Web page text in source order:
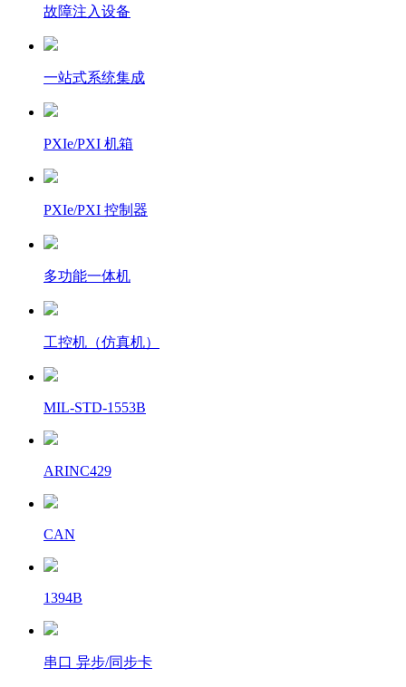
故障注入设备
一站式系统集成
PXIe/PXI 机箱
PXIe/PXI 控制器
多功能一体机
工控机（仿真机）
MIL-STD-1553B
ARINC429
CAN
1394B
串口 异步/同步卡